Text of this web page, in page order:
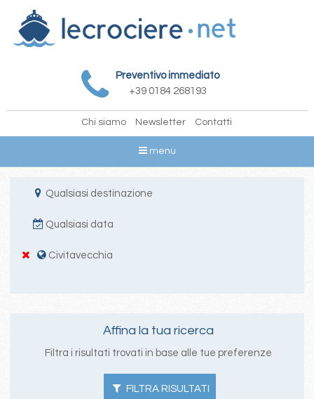
Preventivo immediato
+39 0184 268193
Chi siamo Newsletter Contatti
menu
Qualsiasi destinazione
Qualsiasi data
Civitavecchia
Affina la tua ricerca
Filtra i risultati trovati in base alle tue preferenze
FILTRA RISULTATI